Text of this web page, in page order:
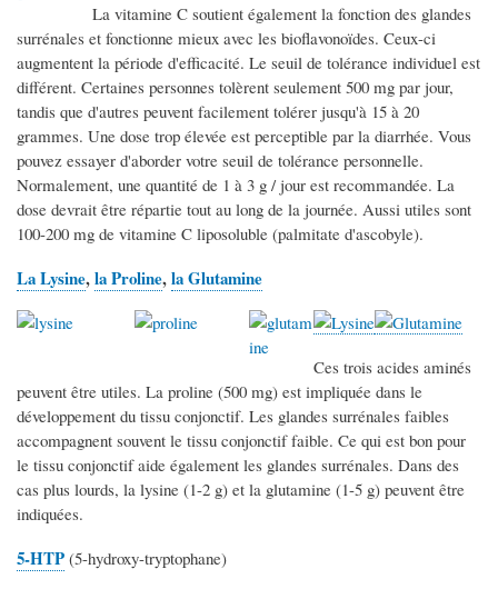
La vitamine C soutient également la fonction des glandes
surrénales et fonctionne mieux avec les bioflavonoïdes. Ceux-ci
augmentent la période d'efficacité. Le seuil de tolérance individuel est
différent. Certaines personnes tolèrent seulement 500 mg par jour,
tandis que d'autres peuvent facilement tolérer jusqu'à 15 à 20
grammes. Une dose trop élevée est perceptible par la diarrhée. Vous
pouvez essayer d'aborder votre seuil de tolérance personnelle.
Normalement, une quantité de 1 à 3 g / jour est recommandée. La
dose devrait être répartie tout au long de la journée. Aussi utiles sont
100-200 mg de vitamine C liposoluble (palmitate d'ascobyle).
La Lysine,la Proline,la Glutamine
Ces trois acides aminés
peuvent être utiles. La proline (500 mg) est impliquée dans le
développement du tissu conjonctif. Les glandes surrénales faibles
accompagnent souvent le tissu conjonctif faible. Ce qui est bon pour
le tissu conjonctif aide également les glandes surrénales. Dans des
cas plus lourds, la lysine (1-2 g) et la glutamine (1-5 g) peuvent être
indiquées.
5-HTP (5-hydroxy-tryptophane)